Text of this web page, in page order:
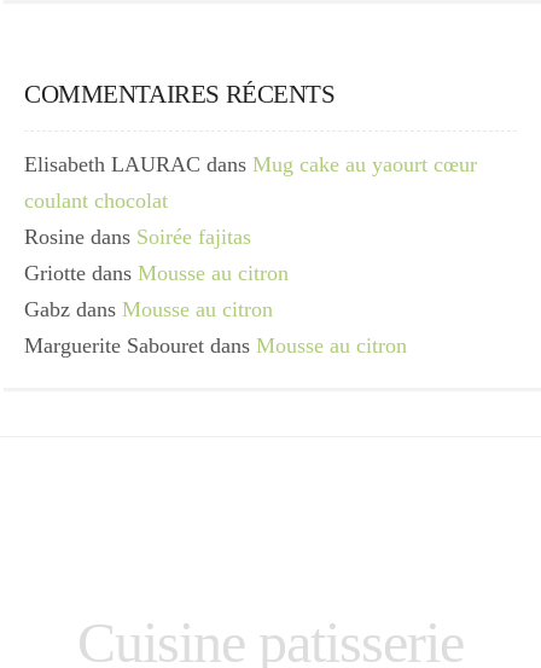
COMMENTAIRES RÉCENTS
Elisabeth LAURAC dans Mug cake au yaourt cœur
coulant chocolat
Rosine dans Soirée fajitas
Griotte dans Mousse au citron
Gabz dans Mousse au citron
Marguerite Sabouret dans Mousse au citron
Cuisine patisserie